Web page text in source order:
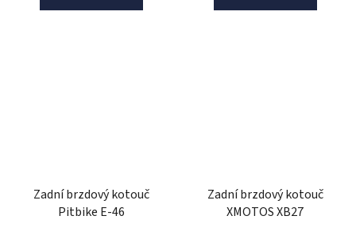
Zadní brzdový kotouč
Pitbike E-46
Zadní brzdový kotouč
XMOTOS XB27